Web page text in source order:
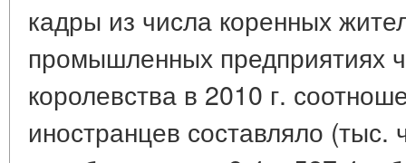
кадры из числа коренных
промышленных предприятиях
королевства в 2010 г.
иностранцев составляло (тыс.